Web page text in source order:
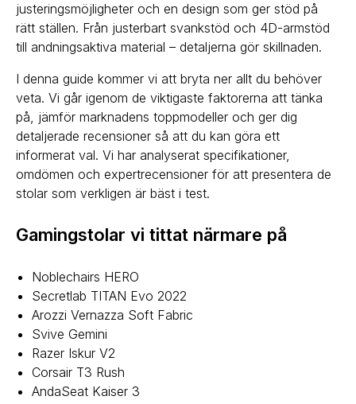
justeringsmöjligheter och en design som ger stöd på
rätt ställen. Från justerbart svankstöd och 4D-armstöd
till andningsaktiva material – detaljerna gör skillnaden.
I denna guide kommer vi att bryta ner allt du behöver
veta. Vi går igenom de viktigaste faktorerna att tänka
på, jämför marknadens toppmodeller och ger dig
detaljerade recensioner så att du kan göra ett
informerat val. Vi har analyserat specifikationer,
omdömen och expertrecensioner för att presentera de
stolar som verkligen är bäst i test.
Gamingstolar vi tittat närmare på
Noblechairs HERO
Secretlab TITAN Evo 2022
Arozzi Vernazza Soft Fabric
Svive Gemini
Razer Iskur V2
Corsair T3 Rush
AndaSeat Kaiser 3